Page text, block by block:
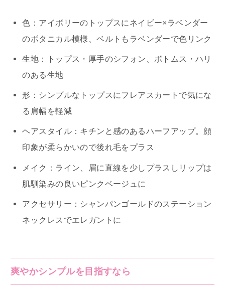
色：アイボリーのトップスにネイビー×ラベンダー
のボタニカル模様、ベルトもラベンダーで色リンク
生地：トップス・厚手のシフォン、ボトムス・ハリ
のある生地
形：シンプルなトップスにフレアスカートで気にな
る肩幅を軽減
ヘアスタイル：キチンと感のあるハーフアップ。顔
印象が柔らかいので後れ毛をプラス
メイク：ライン、眉に直線を少しプラスしリップは
肌馴染みの良いピンクベージュに
アクセサリー：シャンパンゴールドのステーション
ネックレスでエレガントに
爽やかシンプルを目指すなら